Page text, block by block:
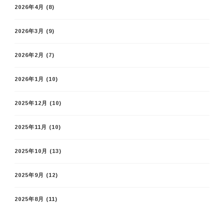
2026年4月 (8)
2026年3月 (9)
2026年2月 (7)
2026年1月 (10)
2025年12月 (10)
2025年11月 (10)
2025年10月 (13)
2025年9月 (12)
2025年8月 (11)